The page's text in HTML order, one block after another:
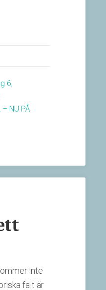
6,
– NU PÅ
inte
fält är